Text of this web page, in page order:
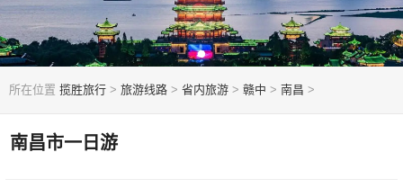
所在位置 揽胜旅行 > 旅游线路 > 省内旅游 > 赣中 > 南昌 >
南昌市一日游